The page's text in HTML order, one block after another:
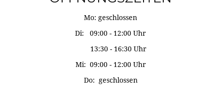
Mo: geschlossen
Di: 09:00 - 12:00 Uhr
13:30 - 16:30 Uhr
Mi: 09:00 - 12:00 Uhr
Do: geschlossen